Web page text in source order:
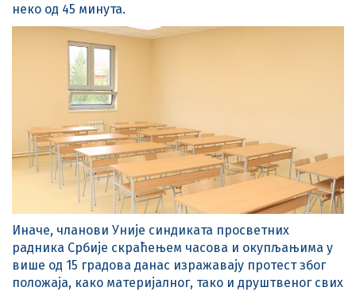
неко од 45 минута.
Иначе, чланови Уније синдиката просветних
радника Србије скраћењем часова и окупљањима у
више од 15 градова данас изражавају протест због
положаја, како материјалног, тако и друштвеног свих